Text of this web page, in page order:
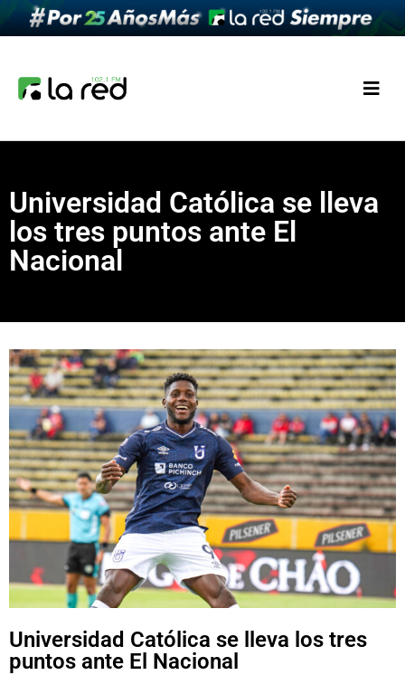
Universidad Católica se lleva
los tres puntos ante El
Nacional
Universidad Católica se lleva los tres
puntos ante El Nacional